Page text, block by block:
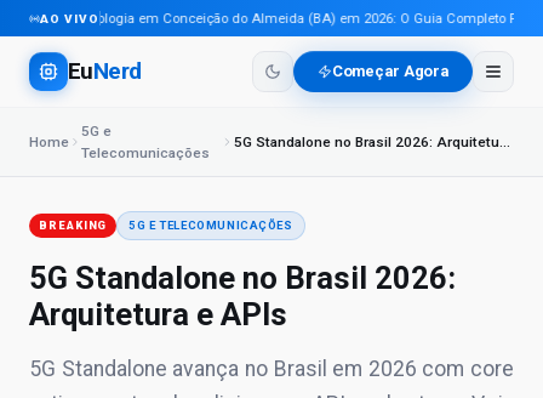
AO VIVO
Tecnologia em Conceição do Almeida (BA) em 2026: O Guia Completo Para
EuNerd Começar Agora
Home
5G e
Telecomunicações
5G Standalone no Brasil 2026: Arquitetura e APIs
BREAKING 5G E TELECOMUNICAÇÕES
5G Standalone no Brasil 2026:
Arquitetura e APIs
5G Standalone avança no Brasil em 2026 com core